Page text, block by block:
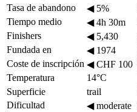
Tasa de abandono
◀5%
Tiempo medio
◀4h 30m
Finishers
◀5,430
Fundada en
◀1974
Coste de inscripción ◀CHF 100
Temperatura
14°C
Superficie
trail
Dificultad
◀moderate